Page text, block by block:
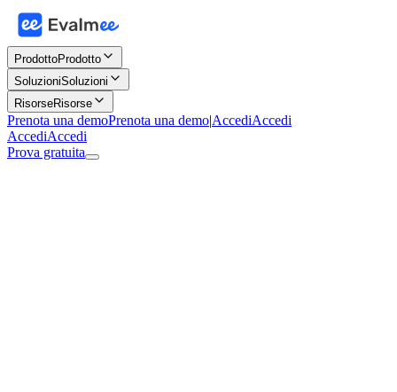
ProdottoProdotto
SoluzioniSoluzioni
RisorseRisorse
Prenota una demoPrenota una demo|AccediAccedi
AccediAccedi
Prova gratuita